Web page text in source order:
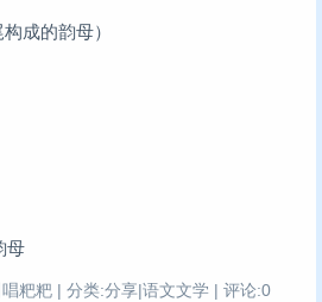
成的韵母）
母
粑粑 | 分类:分享|语文文学 | 评论:0